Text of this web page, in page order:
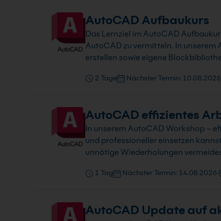
AutoCAD Aufbaukurs
Das Lernziel im AutoCAD
AutoCAD zu vermitteln. In
erstellen sowie eigene
2 Tage Nächster Termin: 10.08.2026
AutoCAD effizientes
In unserem AutoCAD Workshop –
und professioneller einsetzen
unnötige Wiederholungen
1 Tag Nächster Termin: 14.08.2026
AutoCAD Update auf